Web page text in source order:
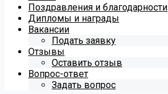
Поздравления и благодарности
Дипломы и награды
Вакансии
Подать заявку
Отзывы
Оставить отзыв
Вопрос-ответ
Задать вопрос